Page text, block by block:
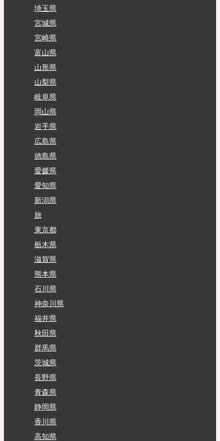
埼玉県
宮城県
宮崎県
富山県
山形県
山梨県
岐阜県
岡山県
岩手県
広島県
徳島県
愛媛県
愛知県
新潟県
旅
東京都
栃木県
滋賀県
熊本県
石川県
神奈川県
福井県
秋田県
群馬県
茨城県
長野県
青森県
静岡県
香川県
高知県